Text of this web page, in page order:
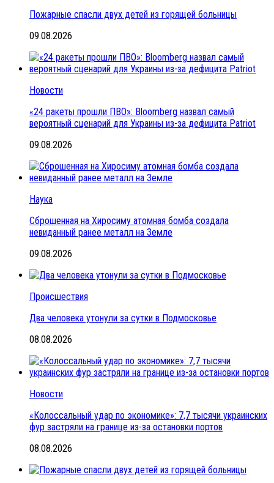
Пожарные спасли двух детей из горящей больницы
09.08.2026
Новости
«24 ракеты прошли ПВО»: Bloomberg назвал самый
вероятный сценарий для Украины из-за дефицита Patriot
09.08.2026
Наука
Сброшенная на Хиросиму атомная бомба создала
невиданный ранее металл на Земле
09.08.2026
Происшествия
Два человека утонули за сутки в Подмосковье
08.08.2026
Новости
«Колоссальный удар по экономике»: 7,7 тысячи украинских
фур застряли на границе из-за остановки портов
08.08.2026